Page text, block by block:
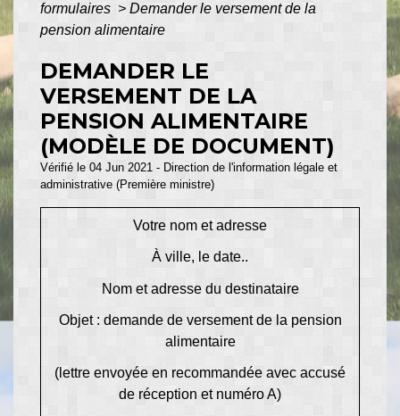
formulaires > Demander le versement de la
pension alimentaire
DEMANDER LE
VERSEMENT DE LA
PENSION ALIMENTAIRE
(MODÈLE DE DOCUMENT)
Vérifié le 04 Jun 2021 - Direction de l'information légale et
administrative (Première ministre)
Votre nom et adresse
À ville, le date..
Nom et adresse du destinataire
Objet : demande de versement de la pension
alimentaire
(lettre envoyée en recommandée avec accusé
de réception et numéro A)